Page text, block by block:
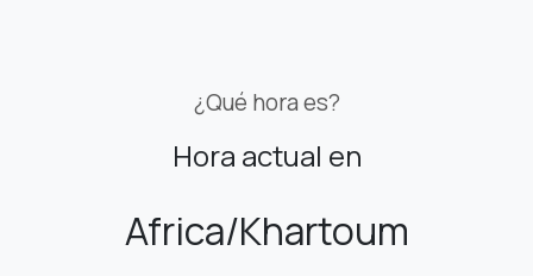
¿Qué hora es?
Hora actual en
Africa/Khartoum